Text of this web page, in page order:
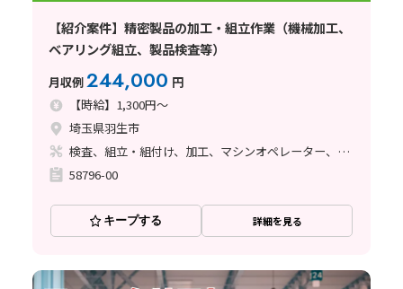
【紹介案件】精密製品の加工・組立作業（機械加工、
ベアリング組立、製品検査等）
月収例244,000 円
【時給】1,300円～
埼玉県羽生市
検査、組立・組付け、加工、マシンオペレーター、事務関連
58796-00
キープする 詳細を見る